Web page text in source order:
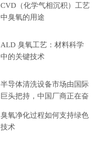
CVD（化学气相沉积）工艺
中臭氧的用途
ALD 臭氧工艺：材料科学
中的关键技术
半导体清洗设备市场由国际
巨头把持，中国厂商正在奋
臭氧净化过程如何支持绿色
技术